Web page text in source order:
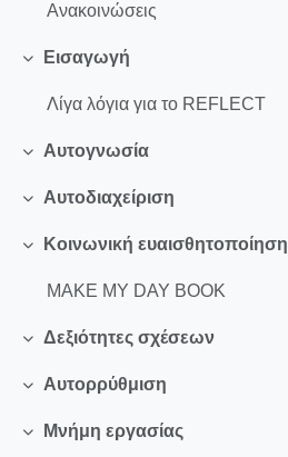
Ανακοινώσεις
Collapse
Εισαγωγή
Λίγα λόγια για το REFLECT
Collapse
Αυτογνωσία
Collapse
Αυτοδιαχείριση
Collapse
Κοινωνική ευαισθητοποίηση
MAKE MY DAY BOOK
Collapse
Δεξιότητες σχέσεων
Collapse
Αυτορρύθμιση
Collapse
Μνήμη εργασίας